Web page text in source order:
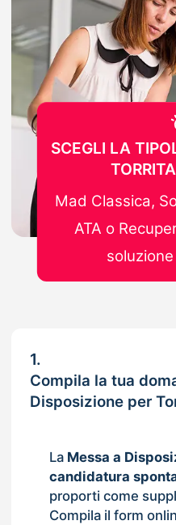
1.
Compila la tua
Disposizione per
La Messa a
candidatura
proporti come
Compila il form
SCEGLI LA
Mad Classica,
ATA o